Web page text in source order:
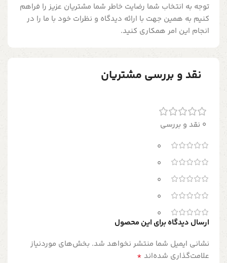
توجه به انتخاب شما رضایت خاطر شما مشتریان عزیز را فراهم
کنیم به همین جهت با ارائه دیدگاه و نظرات خود با ما را در
انجام این امر همکاری کنید.
نقد و بررسی مشتریان
0 نقد و بررسی
0
0
0
0
0
ارسال دیدگاه برای این محصول
نشانی ایمیل شما منتشر نخواهد شد. بخش‌های موردنیاز
علامت‌گذاری شده‌اند *